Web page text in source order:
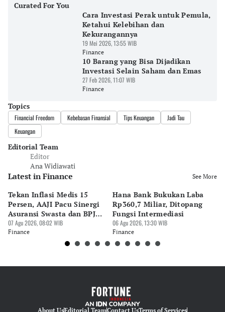
Curated For You
Cara Investasi Perak untuk Pemula,
Ketahui Kelebihan dan
Kekurangannya
19 Mei 2026, 13:55 WIB
Finance
10 Barang yang Bisa Dijadikan
Investasi Selain Saham dan Emas
27 Feb 2026, 11:07 WIB
Finance
Topics
Financial Freedom Kebebasan Finansial Tips Keuangan
Jadi Tau
Keuangan
Editorial Team
Editor
Ana Widiawati
Latest in Finance See More
Tekan Inflasi Medis 15
Persen, AAJI Pacu Sinergi
Asuransi Swasta dan BPJS
Kesehatan
07 Agu 2026, 08:02 WIB
Finance
Hana Bank Bukukan Laba
Rp360,7 Miliar, Ditopang
Fungsi Intermediasi
06 Agu 2026, 13:30 WIB
Finance
About UsEditorial TeamContact UsTerms of Services